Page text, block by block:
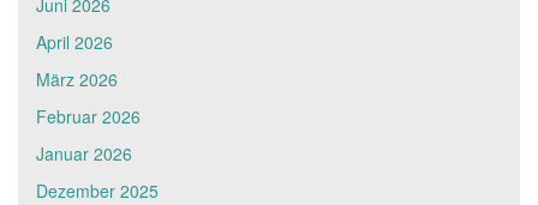
Juni 2026
April 2026
März 2026
Februar 2026
Januar 2026
Dezember 2025